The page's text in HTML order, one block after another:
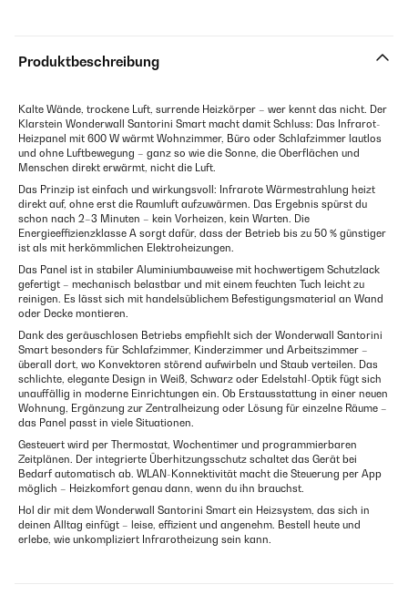
Produktbeschreibung
Kalte Wände, trockene Luft, surrende Heizkörper – wer kennt das nicht. Der
Klarstein Wonderwall Santorini Smart macht damit Schluss: Das Infrarot-
Heizpanel mit 600 W wärmt Wohnzimmer, Büro oder Schlafzimmer lautlos
und ohne Luftbewegung – ganz so wie die Sonne, die Oberflächen und
Menschen direkt erwärmt, nicht die Luft.
Das Prinzip ist einfach und wirkungsvoll: Infrarote Wärmestrahlung heizt
direkt auf, ohne erst die Raumluft aufzuwärmen. Das Ergebnis spürst du
schon nach 2–3 Minuten – kein Vorheizen, kein Warten. Die
Energieeffizienzklasse A sorgt dafür, dass der Betrieb bis zu 50 % günstiger
ist als mit herkömmlichen Elektroheizungen.
Das Panel ist in stabiler Aluminiumbauweise mit hochwertigem Schutzlack
gefertigt – mechanisch belastbar und mit einem feuchten Tuch leicht zu
reinigen. Es lässt sich mit handelsüblichem Befestigungsmaterial an Wand
oder Decke montieren.
Dank des geräuschlosen Betriebs empfiehlt sich der Wonderwall Santorini
Smart besonders für Schlafzimmer, Kinderzimmer und Arbeitszimmer –
überall dort, wo Konvektoren störend aufwirbeln und Staub verteilen. Das
schlichte, elegante Design in Weiß, Schwarz oder Edelstahl-Optik fügt sich
unauffällig in moderne Einrichtungen ein. Ob Erstausstattung in einer neuen
Wohnung, Ergänzung zur Zentralheizung oder Lösung für einzelne Räume –
das Panel passt in viele Situationen.
Gesteuert wird per Thermostat, Wochentimer und programmierbaren
Zeitplänen. Der integrierte Überhitzungsschutz schaltet das Gerät bei
Bedarf automatisch ab. WLAN-Konnektivität macht die Steuerung per App
möglich – Heizkomfort genau dann, wenn du ihn brauchst.
Hol dir mit dem Wonderwall Santorini Smart ein Heizsystem, das sich in
deinen Alltag einfügt – leise, effizient und angenehm. Bestell heute und
erlebe, wie unkompliziert Infrarotheizung sein kann.